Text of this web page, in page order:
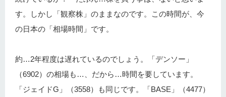
す。しかし「観察株」のままなのです。この時間が、今
の日本の「相場時間」です。
約…2年程度は遅れているのでしょう。「デンソー」
（6902）の相場も…、だから…時間を要しています。
「ジェイドG」（3558）も同じです。「BASE」（4477）